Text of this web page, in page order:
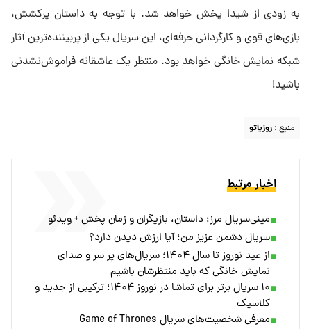
به زودی از شیدا پخش خواهد شد. با توجه به داستان پرکشش،
بازی‌های قوی و کارگردانی حرفه‌ای، این سریال یکی از پربیننده‌ترین آثار
شبکه نمایش خانگی خواهد بود. منتظر یک عاشقانه فراموش‌نشدنی
باشید!
منبع : روزیاتو
اخبار مرتبط
مینی‌سریال مرز؛ داستان، بازیگران و زمان پخش + ویدئو
سریال دشمن عزیز من؛ آیا ارزش دیدن دارد؟
از عید نوروز تا سال ۱۴۰۴؛ سریال‌های پر سر و صدای
نمایش خانگی که باید منتظرشان باشیم
۱۰ سریال برتر برای تماشا در نوروز ۱۴۰۴؛ ترکیبی از جدید و
کلاسیک
معرفی شخصیت‌های سریال Game of Thrones